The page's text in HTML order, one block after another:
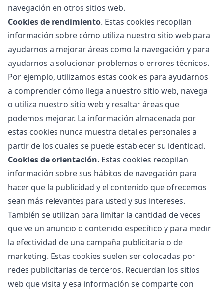
navegación en otros sitios web.
Cookies de rendimiento. Estas cookies recopilan
información sobre cómo utiliza nuestro sitio web para
ayudarnos a mejorar áreas como la navegación y para
ayudarnos a solucionar problemas o errores técnicos.
Por ejemplo, utilizamos estas cookies para ayudarnos
a comprender cómo llega a nuestro sitio web, navega
o utiliza nuestro sitio web y resaltar áreas que
podemos mejorar. La información almacenada por
estas cookies nunca muestra detalles personales a
partir de los cuales se puede establecer su identidad.
Cookies de orientación. Estas cookies recopilan
información sobre sus hábitos de navegación para
hacer que la publicidad y el contenido que ofrecemos
sean más relevantes para usted y sus intereses.
También se utilizan para limitar la cantidad de veces
que ve un anuncio o contenido específico y para medir
la efectividad de una campaña publicitaria o de
marketing. Estas cookies suelen ser colocadas por
redes publicitarias de terceros. Recuerdan los sitios
web que visita y esa información se comparte con